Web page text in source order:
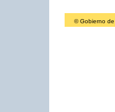
© Gobierno